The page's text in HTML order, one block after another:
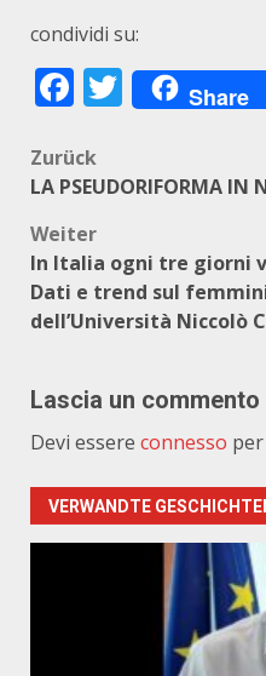
condividi su:
Facebook
Twitter
Share
Zurück
LA PSEUDORIFORMA IN
Weiter
In Italia ogni tre giorni
Dati e trend sul
dell’Università Niccolò
Lascia un commento
Devi essere connesso
VERWANDTE